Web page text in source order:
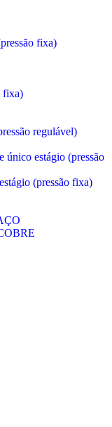
fixa)
fixa)
regulável)
único estágio (pressão
(pressão fixa)